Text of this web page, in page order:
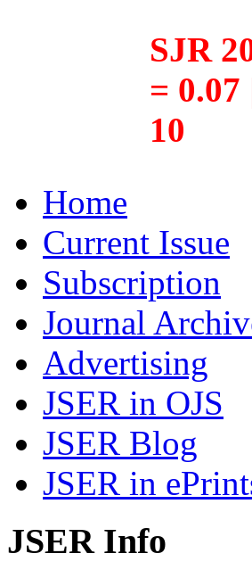
SJR
=
10
Home
Current Issue
Subscription
Journal
Advertising
JSER in OJS
JSER Blog
JSER in
JSER Info